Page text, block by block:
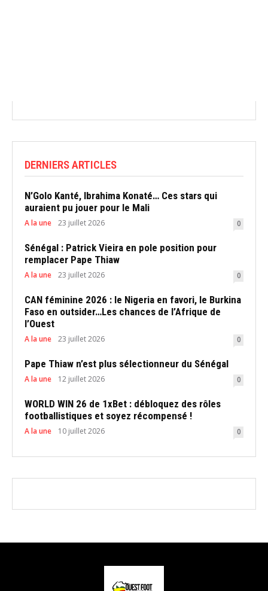
DERNIERS ARTICLES
N’Golo Kanté, Ibrahima Konaté… Ces stars qui
auraient pu jouer pour le Mali
A la une 23 juillet 2026 0
Sénégal : Patrick Vieira en pole position pour
remplacer Pape Thiaw
A la une 23 juillet 2026 0
CAN féminine 2026 : le Nigeria en favori, le Burkina
Faso en outsider…Les chances de l’Afrique de
l’Ouest
A la une 23 juillet 2026 0
Pape Thiaw n’est plus sélectionneur du Sénégal
A la une 12 juillet 2026 0
WORLD WIN 26 de 1xBet : débloquez des rôles
footballistiques et soyez récompensé !
A la une 10 juillet 2026 0